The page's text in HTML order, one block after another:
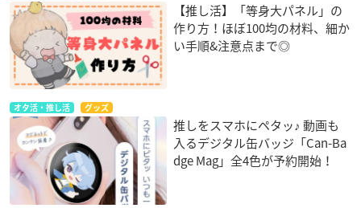
【推し活】「等身大パネル」の
作り方！ほぼ100均の材料、細か
い手順&注意点まで◎
オタ活・推し活 グッズ
推しをスマホにペタッ♪ 動画も
入るデジタル缶バッジ「Can-Ba
dge Mag」全4色が予約開始！